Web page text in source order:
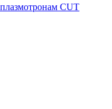
CUT